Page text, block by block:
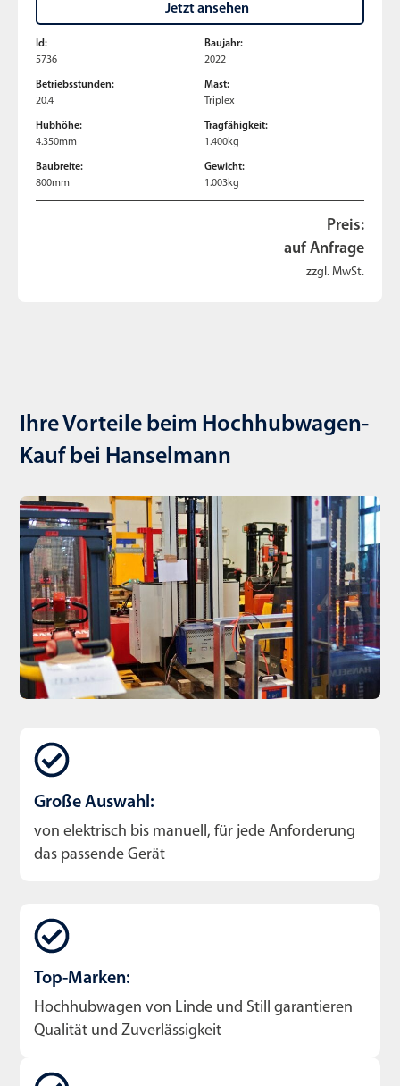
Jetzt ansehen
Id:
5736
Baujahr:
2022
Betriebsstunden:
20.4
Mast:
Triplex
Hubhöhe:
4.350mm
Tragfähigkeit:
1.400kg
Baubreite:
800mm
Gewicht:
1.003kg
Preis:
auf Anfrage
zzgl. MwSt.
Ihre Vorteile beim Hochhubwagen-
Kauf bei Hanselmann
Große Auswahl:
von elektrisch bis manuell, für jede Anforderung
das passende Gerät
Top-Marken:
Hochhubwagen von Linde und Still garantieren
Qualität und Zuverlässigkeit